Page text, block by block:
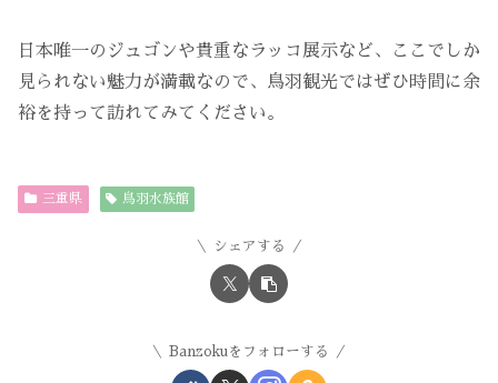
日本唯一のジュゴンや貴重なラッコ展示など、ここでしか
見られない魅力が満載なので、鳥羽観光ではぜひ時間に余
裕を持って訪れてみてください。
三重県 鳥羽水族館
シェアする
Banzokuをフォローする